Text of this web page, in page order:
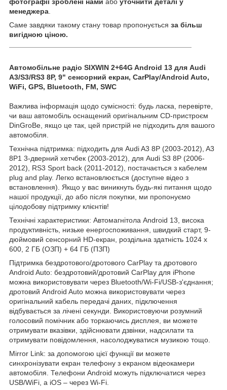
менеджера
Саме завдяки такому стану товар пропонується за більш
вигідною ціною.
Автомобільне радіо SIXWIN 2+64G Android 13 для Audi
A3/S3/RS3 8P, 9" сенсорний екран, CarPlay/Android Auto,
WiFi, GPS, Bluetooth, FM, SWC
Важлива інформація щодо сумісності: будь ласка, перевірте,
чи ваш автомобіль оснащений оригінальним CD-пристроєм
DinGroBe, якщо це так, цей пристрій не підходить для вашого
автомобіля.
Технічна підтримка: підходить для Audi A3 8P (2003-2012), A3
8P1 3-дверний хетчбек (2003-2012), для Audi S3 8P (2006-
2012), RS3 Sport back (2011-2012), постачається з кабелем
plug and play. Легко встановлюється (доступне відео з
встановлення). Якщо у вас виникнуть будь-які питання щодо
нашої продукції, до або після покупки, ми пропонуємо
цілодобову підтримку клієнтів!
Технічні характеристики: Автомагнітола Android 13, висока
продуктивність, низьке енергоспоживання, швидкий старт, 9-
дюймовий сенсорний HD-екран, роздільна здатність 1024 x
600, 2 ГБ (ОЗП) + 64 ГБ (ПЗП)
Підтримка бездротового/дротового CarPlay та дротового
Android Auto: бездротовий/дротовий CarPlay для iPhone
можна використовувати через Bluetooth/Wi-Fi/USB-з'єднання;
дротовий Android Auto можна використовувати через
оригінальний кабель передачі даних, підключення
відбувається за лічені секунди. Використовуючи розумний
голосовий помічник або торкаючись дисплея, ви можете
отримувати вказівки, здійснювати дзвінки, надсилати та
отримувати повідомлення, насолоджуватися музикою тощо.
Mirror Link: за допомогою цієї функції ви можете
синхронізувати екран телефону з екраном відеокамери
автомобіля. Телефони Android можуть підключатися через
USB/WiFi, а iOS – через Wi-Fi.